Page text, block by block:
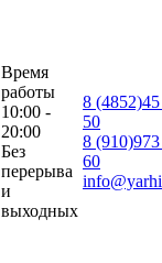
Время
работы
10:00 -
20:00
Без
перерыва
и
выходных
8
50
8
60